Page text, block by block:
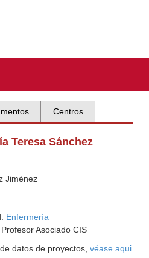
Centros
Teresa Sánchez
Jiménez
Enfermería
Asociado CIS
datos de proyectos, véase aqui